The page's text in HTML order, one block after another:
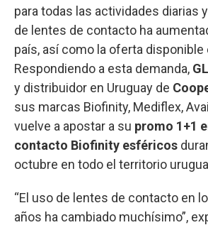
para todas las actividades diarias
de lentes de contacto ha
país, así como la oferta disponible
Respondiendo a esta demanda,
y distribuidor en Uruguay de
sus marcas Biofinity, Mediflex,
vuelve a apostar a su promo 1+1
contacto Biofinity esféricos
octubre en todo el territorio
“El uso de lentes de contacto en
años ha cambiado muchísimo”,